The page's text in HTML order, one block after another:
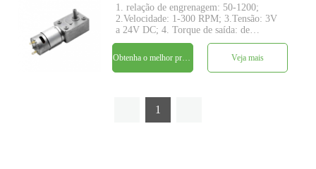
1. relação de engrenagem: 50-1200;
2.Velocidade: 1-300 RPM; 3.Tensão: 3V
a 24V DC; 4. Torque de saída: de
0,5kg.cm~90kg.cm; estrutura da
engrenagem 5.Worm com eixo de
transmissão em ângulo reto; torque
6.Large e baixo ruído; 7.Codificador:
Veja mais
1